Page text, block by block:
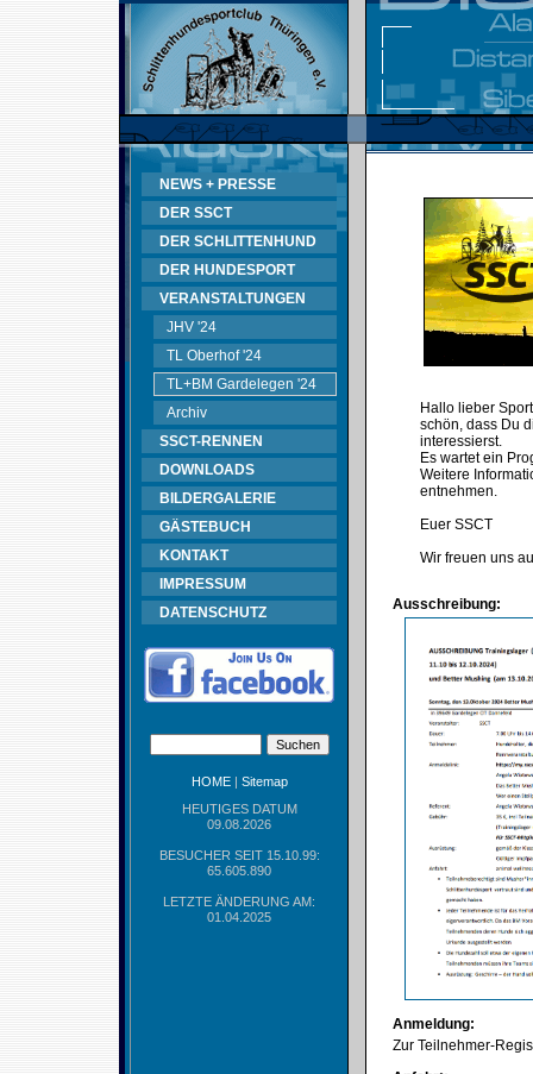
NEWS + PRESSE
DER SSCT
DER SCHLITTENHUND
DER HUNDESPORT
VERANSTALTUNGEN
JHV '24
TL Oberhof '24
TL+BM Gardelegen '24
Archiv
SSCT-RENNEN
DOWNLOADS
BILDERGALERIE
GÄSTEBUCH
KONTAKT
IMPRESSUM
DATENSCHUTZ
HOME| Sitemap
HEUTIGES DATUM
09.08.2026
BESUCHER SEIT 15.10.99:
65.605.890
LETZTE ÄNDERUNG AM:
01.04.2025
Hallo lieber
schön, dass Du
interessierst.
Es wartet ein
Weitere
entnehmen.
Euer SSCT
Wir freuen uns
Ausschreibung:
Anmeldung:
Zur Teilnehmer-